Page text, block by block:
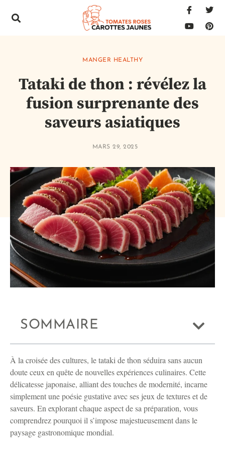
MANGER HEALTHY
Tataki de thon : révélez la
fusion surprenante des
saveurs asiatiques
MARS 29, 2025
SOMMAIRE
À la croisée des cultures, le tataki de thon séduira sans aucun
doute ceux en quête de nouvelles expériences culinaires. Cette
délicatesse japonaise, alliant des touches de modernité, incarne
simplement une poésie gustative avec ses jeux de textures et de
saveurs. En explorant chaque aspect de sa préparation, vous
comprendrez pourquoi il s’impose majestueusement dans le
paysage gastronomique mondial.